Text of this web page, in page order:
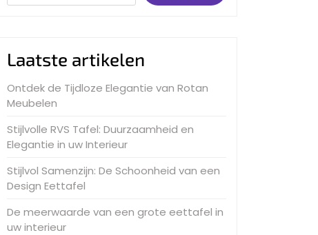
Laatste artikelen
Ontdek de Tijdloze Elegantie van Rotan
Meubelen
Stijlvolle RVS Tafel: Duurzaamheid en
Elegantie in uw Interieur
Stijlvol Samenzijn: De Schoonheid van een
Design Eettafel
De meerwaarde van een grote eettafel in
uw interieur